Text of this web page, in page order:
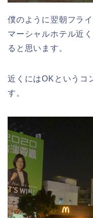
僕のように翌朝フラ
マーシャルホテル近
ると思います。
近くにはOKというコ
す。